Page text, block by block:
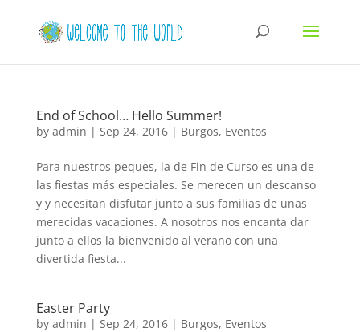
End of School… Hello Summer!
by admin | Sep 24, 2016| Burgos, Eventos
Para nuestros peques, la de Fin de Curso es una de
las fiestas más especiales. Se merecen un descanso
y y necesitan disfutar junto a sus familias de unas
merecidas vacaciones. A nosotros nos encanta dar
junto a ellos la bienvenido al verano con una
divertida fiesta...
Easter Party
by admin | Sep 24, 2016| Burgos, Eventos